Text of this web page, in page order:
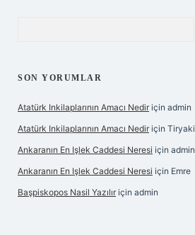
SON YORUMLAR
Atatürk Inkilaplarının Amacı Nedir için admin
Atatürk Inkilaplarının Amacı Nedir için Tiryaki
Ankaranın En Işlek Caddesi Neresi için admin
Ankaranın En Işlek Caddesi Neresi için Emre
Başpiskopos Nasil Yazılır için admin